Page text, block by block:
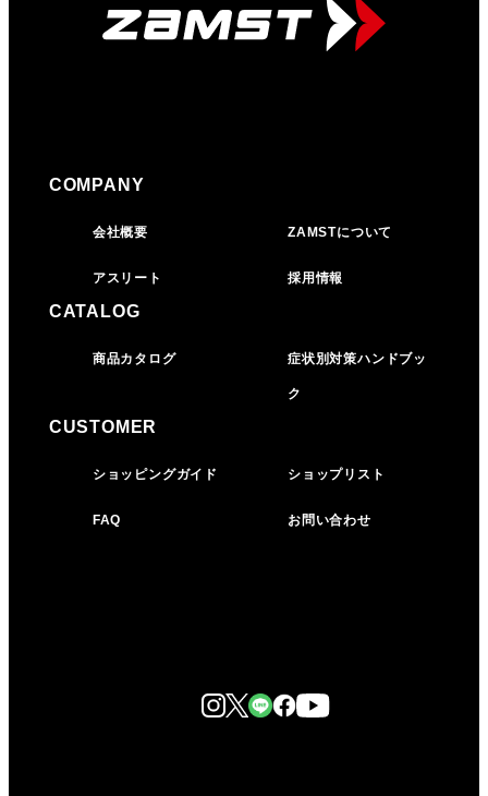
COMPANY
会社概要 ZAMSTについて
アスリート 採用情報
CATALOG
商品カタログ 症状別対策ハンドブッ
ク
CUSTOMER
ショッピングガイド ショップリスト
FAQ お問い合わせ